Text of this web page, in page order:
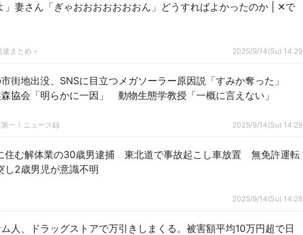
夫「そうめんでいいよ」妻さん「ぎゃおおおおおおおん」どうすればよかったのか | ✕で
まとめ＋ 2025/9/14(Su) 14:29
市街地出没、SNSに目立つメガソーラー原因説「すみか奪った」
協会「明らかに一因」 動物生態学教授「一概に言えない」
第一！ニュース録 2025/9/14(Su) 14:29
住む解体業の30歳男逮捕 東北道で事故起こし車放置 無免許運転
2歳男児が意識不明
2025/9/14(Su) 14:28
人、ドラッグストアで万引きしまくる。被害額平均10万円超で日